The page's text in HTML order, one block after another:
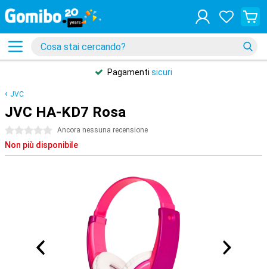
Pagamenti sicuri
JVC
JVC HA-KD7 Rosa
0 stelle Ancora nessuna recensione
Non più disponibile